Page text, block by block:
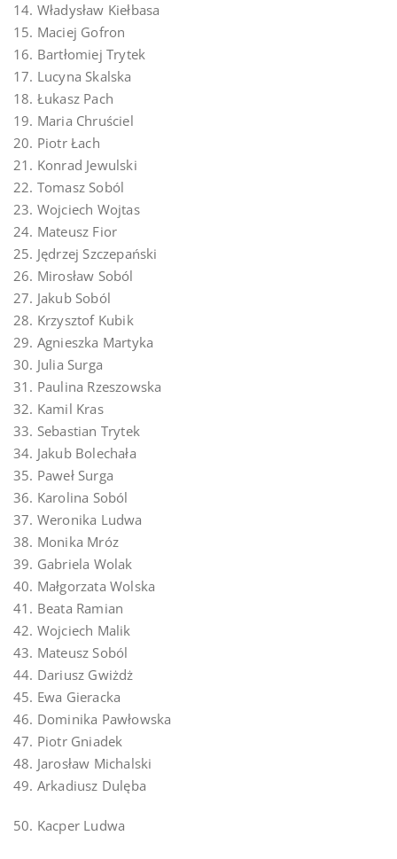
14. Władysław Kiełbasa
15. Maciej Gofron
16. Bartłomiej Trytek
17. Lucyna Skalska
18. Łukasz Pach
19. Maria Chruściel
20. Piotr Łach
21. Konrad Jewulski
22. Tomasz Soból
23. Wojciech Wojtas
24. Mateusz Fior
25. Jędrzej Szczepański
26. Mirosław Soból
27. Jakub Soból
28. Krzysztof Kubik
29. Agnieszka Martyka
30. Julia Surga
31. Paulina Rzeszowska
32. Kamil Kras
33. Sebastian Trytek
34. Jakub Bolechała
35. Paweł Surga
36. Karolina Soból
37. Weronika Ludwa
38. Monika Mróz
39. Gabriela Wolak
40. Małgorzata Wolska
41. Beata Ramian
42. Wojciech Malik
43. Mateusz Soból
44. Dariusz Gwiżdż
45. Ewa Gieracka
46. Dominika Pawłowska
47. Piotr Gniadek
48. Jarosław Michalski
49. Arkadiusz Dulęba
50. Kacper Ludwa